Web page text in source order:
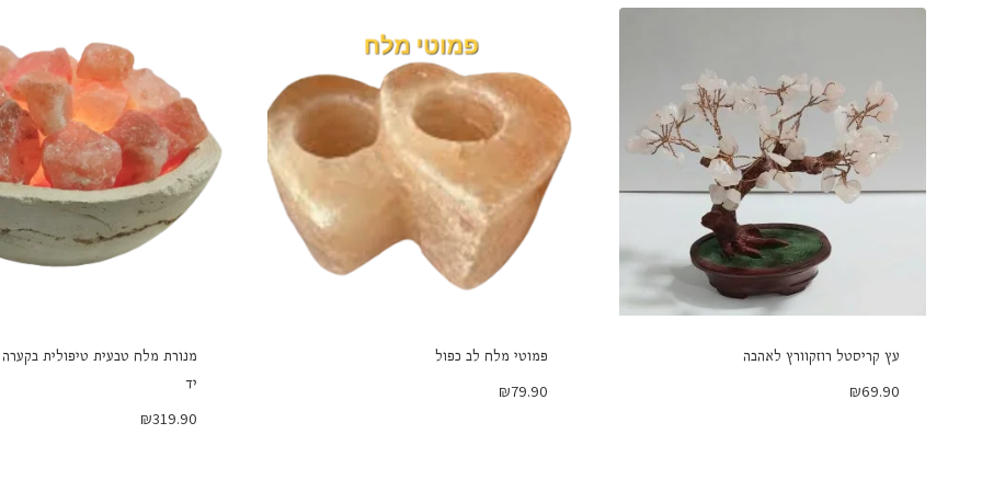
עץ קריסטל רוזקוורץ לאהבה
₪69.90
פמוטי מלח לב כפול
₪79.90
מנורת מלח טבעית טיפולית
יד
₪319.90